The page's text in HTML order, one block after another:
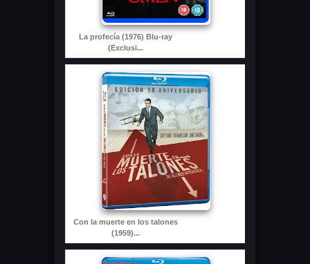
La profecía (1976) Blu-ray
(Exclusi...
Con la muerte en los talones
(1959)...